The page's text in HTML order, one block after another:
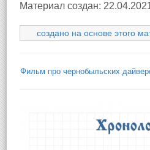
Материал создан:
создано на основе этого
Фильм про чернобыльских